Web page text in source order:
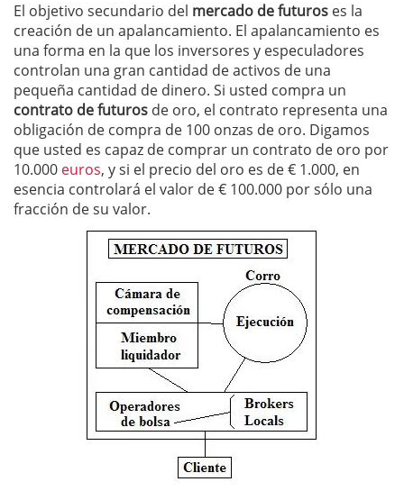
El objetivo secundario del mercado de futuros es la
creación de un apalancamiento. El apalancamiento es
una forma en la que los inversores y especuladores
controlan una gran cantidad de activos de una
pequeña cantidad de dinero. Si usted compra un
contrato de futuros de oro, el contrato representa una
obligación de compra de 100 onzas de oro. Digamos
que usted es capaz de comprar un contrato de oro por
10.000 euros, y si el precio del oro es de € 1.000, en
esencia controlará el valor de € 100.000 por sólo una
fracción de su valor.